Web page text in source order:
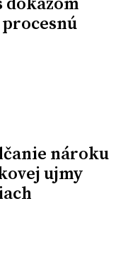
dôkazom
nároku
ujmy